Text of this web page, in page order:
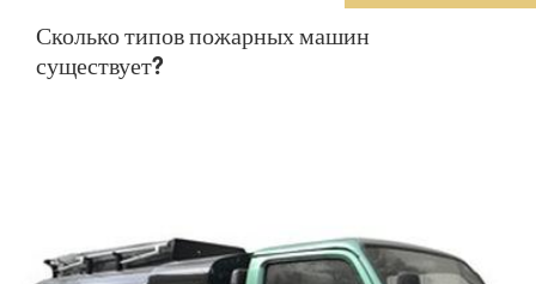
Сколько типов пожарных машин
существует?